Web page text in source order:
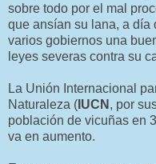
sobre todo por el mal
que ansían su lana, a día
varios gobiernos una
leyes severas contra su
La Unión Internacional
Naturaleza ( IUCN , por
población de vicuñas en
va en aumento.